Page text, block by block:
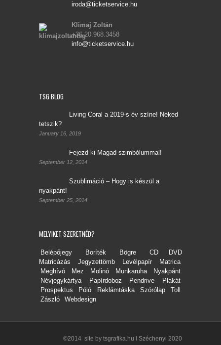
iroda@ticketservice.hu
Klimaj Zoltán
+36.20.968.3458
info@ticketservice.hu
TSG BLOG
Living Coral a 2019-s év színe! Neked
tetszik?
January 16, 2019
Fejezd ki Magad szimbólummal!
September 12, 2014
Szublimáció – Hogy is készül a
nyakpánt!
September 25, 2014
MELYIKET SZERETNÉD?
Belépőjegy Boríték Bögre
CD DVD
Matricázás
Jegyzettömb Levélpapír
Matrica
Meghívó
Mez Molinó Munkaruha
Nyakpánt
Névjegykártya
Papírdoboz Pendrive
Plakát
Prospektus
Póló Reklámtáska Szórólap
Toll
Zászló
Webdesign
©2014 site by tsgrafika.hu Széchenyi 2020